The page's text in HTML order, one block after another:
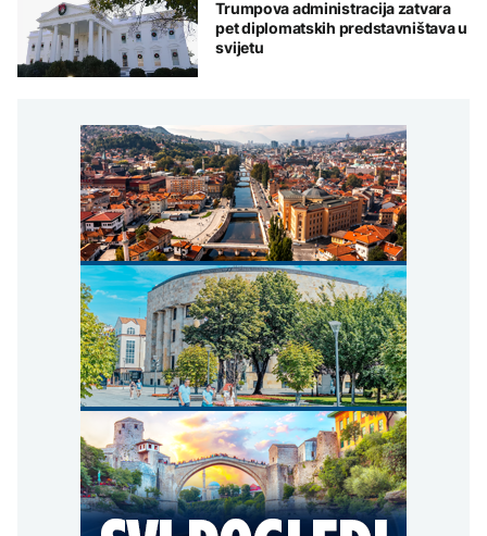
Trumpova administracija zatvara
pet diplomatskih predstavništava u
svijetu